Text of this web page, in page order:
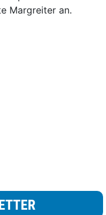
Margreiter an.